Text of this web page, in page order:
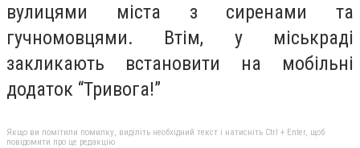
вулицями міста з сиренами та
гучномовцями. Втім, у міськраді
закликають встановити на мобільні
додаток “Тривога!”
Якщо ви помітили помилку, виділіть необхідний текст і натисніть Ctrl + Enter, щоб
повідомити про це редакцію